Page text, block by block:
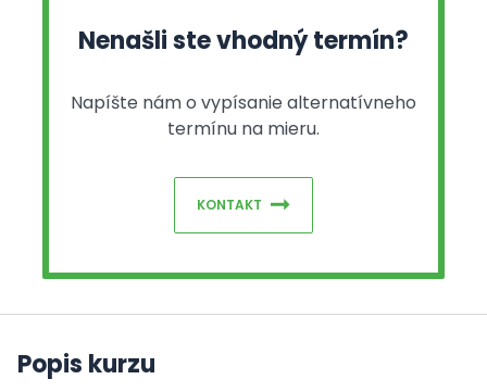
Nenašli ste vhodný termín?
Napíšte nám o vypísanie alternatívneho
termínu na mieru.
KONTAKT
Popis kurzu